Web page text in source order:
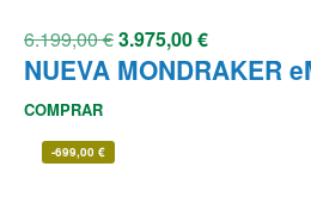
6.199,00€3.975,00€
NUEVA MONDRAKER
COMPRAR
-699,00 €